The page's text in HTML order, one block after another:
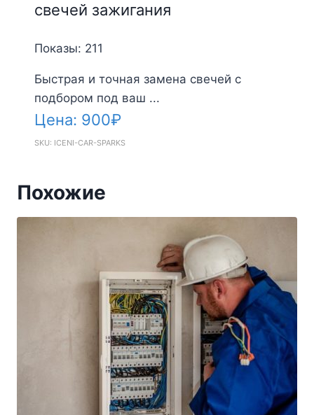
свечей зажигания
Показы: 211
Быстрая и точная замена свечей с
подбором под ваш ...
Цена: 900₽
SKU: ICENI-CAR-SPARKS
Похожие